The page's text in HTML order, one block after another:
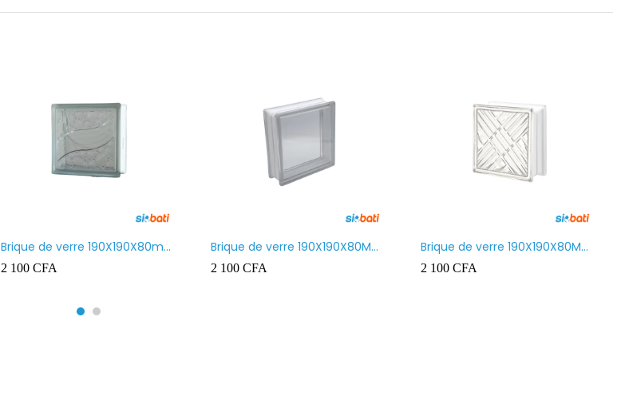
Brique de verre 190X190X80mm
motif vague x bulles
2 100 CFA
Brique de verre 190X190X80MM
Transparent
2 100 CFA
Brique de verre 190X190X80MM
CROSS
2 100 CFA